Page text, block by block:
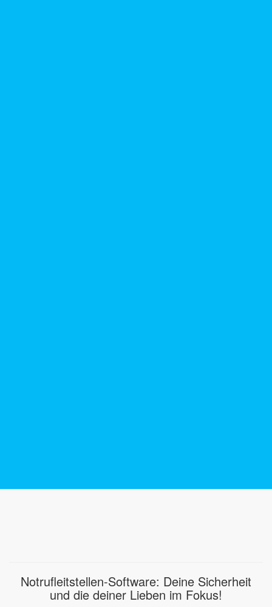
Notrufleitstellen-Software: Deine Sicherheit
und die deiner Lieben im Fokus!